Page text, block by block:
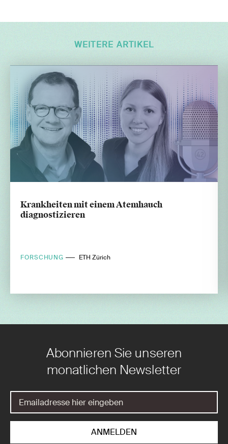
WEITERE ARTIKEL
Krankheiten mit einem Atemhauch
diagnostizieren
FORSCHUNG ETH Zürich
Abonnieren Sie unseren
monatlichen Newsletter